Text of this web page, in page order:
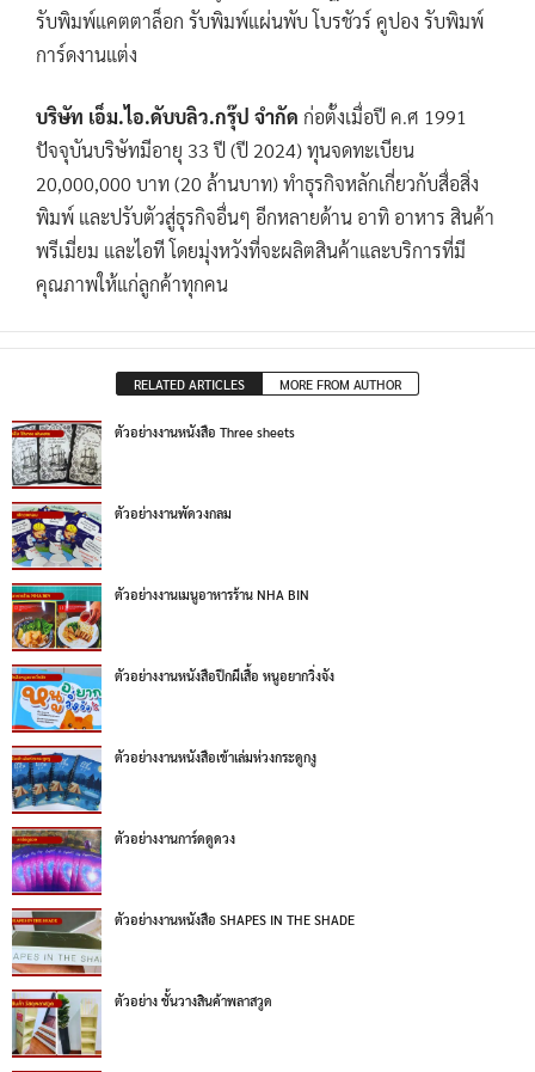
รับพิมพ์แคตตาล็อก รับพิมพ์แผ่นพับ โบรชัวร์ คูปอง รับพิมพ์
การ์ดงานแต่ง
บริษัท เอ็ม.ไอ.ดับบลิว.กรุ๊ป จำกัด ก่อตั้งเมื่อปี ค.ศ 1991
ปัจจุบันบริษัทมีอายุ 33 ปี (ปี 2024) ทุนจดทะเบียน
20,000,000 บาท (20 ล้านบาท) ทำธุรกิจหลักเกี่ยวกับสื่อสิ่ง
พิมพ์ และปรับตัวสู่ธุรกิจอื่นๆ อีกหลายด้าน อาทิ อาหาร สินค้า
พรีเมี่ยม และไอที โดยมุ่งหวังที่จะผลิตสินค้าและบริการที่มี
คุณภาพให้แก่ลูกค้าทุกคน
RELATED ARTICLES MORE FROM AUTHOR
ตัวอย่างงานหนังสือ Three sheets
ตัวอย่างงานพัดวงกลม
ตัวอย่างงานเมนูอาหารร้าน NHA BIN
ตัวอย่างงานหนังสือปีกผีเสื้อ หนูอยากวิ่งจัง
ตัวอย่างงานหนังสือเข้าเล่มห่วงกระดูกงู
ตัวอย่างงานการ์ดดูดวง
ตัวอย่างงานหนังสือ SHAPES IN THE SHADE
ตัวอย่าง ชั้นวางสินค้าพลาสวูด